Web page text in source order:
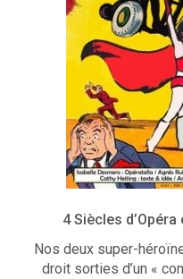
4 Siècles
Nos deux super-
droit sorties d’un «